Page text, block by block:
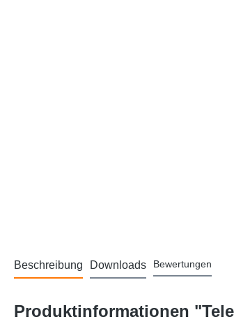
Beschreibung Downloads Bewertungen
Produktinformationen